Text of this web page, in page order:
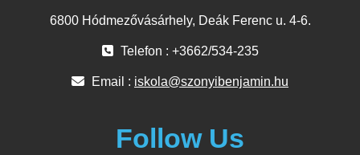
6800 Hódmezővásárhely, Deák Ferenc u. 4-6.
Telefon : +3662/534-235
Email : iskola@szonyibenjamin.hu
Follow Us